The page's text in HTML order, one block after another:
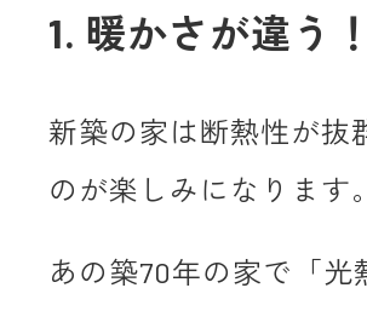
1. 暖かさが違う！
新築の家は断熱性が抜
のが楽しみになります。
あの築70年の家で「